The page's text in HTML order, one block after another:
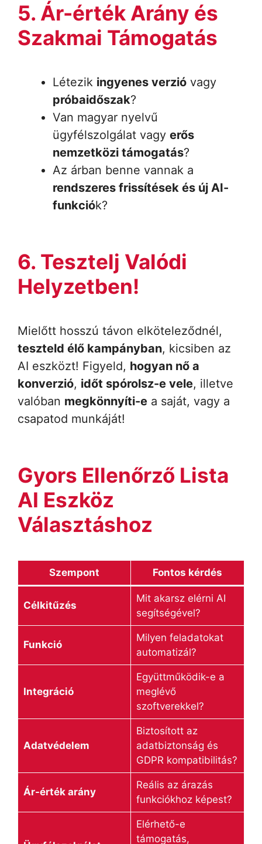
5. Ár-érték Arány és
Szakmai Támogatás
Létezik ingyenes verzió vagy
próbaidőszak?
Van magyar nyelvű
ügyfélszolgálat vagy erős
nemzetközi támogatás?
Az árban benne vannak a
rendszeres frissítések és új AI-
funkciók?
6. Tesztelj Valódi
Helyzetben!
Mielőtt hosszú távon elköteleződnél,
teszteld élő kampányban, kicsiben az
AI eszközt! Figyeld, hogyan nő a
konverzió, időt spórolsz-e vele, illetve
valóban megkönnyíti-e a saját, vagy a
csapatod munkáját!
Gyors Ellenőrző Lista
AI Eszköz
Választáshoz
Szempont Fontos kérdés
Célkitűzés
Mit akarsz elérni AI
segítségével?
Funkció
Milyen feladatokat
automatizál?
Integráció
Együttműködik-e a
meglévő
szoftverekkel?
Adatvédelem
Biztosított az
adatbiztonság és
GDPR kompatibilitás?
Ár-érték arány
Reális az árazás
funkciókhoz képest?
Elérhető-e
támogatás,